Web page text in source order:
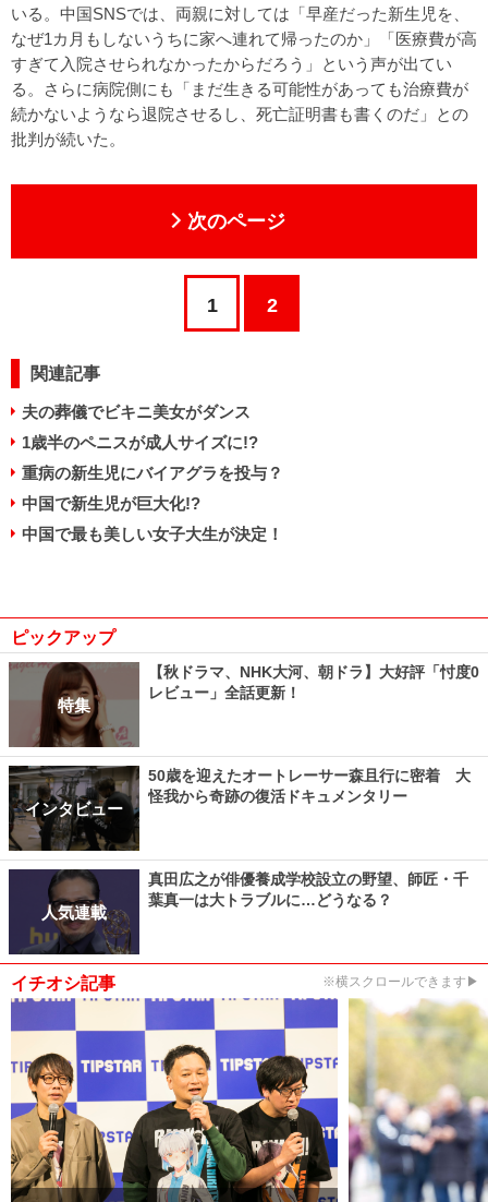
いる。中国SNSでは、両親に対しては「早産だった新生児を、
なぜ1カ月もしないうちに家へ連れて帰ったのか」「医療費が高
すぎて入院させられなかったからだろう」という声が出てい
る。さらに病院側にも「まだ生きる可能性があっても治療費が
続かないようなら退院させるし、死亡証明書も書くのだ」との
批判が続いた。
次のページ
1 2
関連記事
夫の葬儀でビキニ美女がダンス
1歳半のペニスが成人サイズに!?
重病の新生児にバイアグラを投与？
中国で新生児が巨大化!?
中国で最も美しい女子大生が決定！
ピックアップ
特集
【秋ドラマ、NHK大河、朝ドラ】大好評「忖度0
レビュー」全話更新！
インタビュー
50歳を迎えたオートレーサー森且行に密着 大
怪我から奇跡の復活ドキュメンタリー
人気連載
真田広之が俳優養成学校設立の野望、師匠・千
葉真一は大トラブルに…どうなる？
イチオシ記事 ※横スクロールできます▶